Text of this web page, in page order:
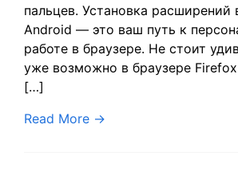
пальцев. Установка расширений
Android — это ваш путь к
работе в браузере. Не стоит
уже возможно в браузере
[…]
Read More →